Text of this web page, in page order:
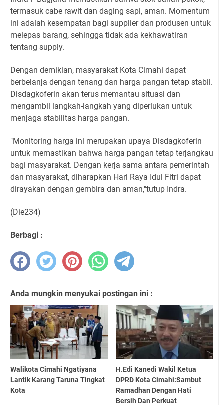
termasuk cabe rawit dan daging sapi, aman. Momentum
ini adalah kesempatan bagi supplier dan produsen untuk
melepas barang, sehingga tidak ada kekhawatiran
tentang supply.
Dengan demikian, masyarakat Kota Cimahi dapat
berbelanja dengan tenang dan harga pangan tetap stabil.
Disdagkoferin akan terus memantau situasi dan
mengambil langkah-langkah yang diperlukan untuk
menjaga stabilitas harga pangan.
"Monitoring harga ini merupakan upaya Disdagkoferin
untuk memastikan bahwa harga pangan tetap terjangkau
bagi masyarakat. Dengan kerja sama antara pemerintah
dan masyarakat, diharapkan Hari Raya Idul Fitri dapat
dirayakan dengan gembira dan aman,"tutup Indra.
(Die234)
Berbagi :
Anda mungkin menyukai postingan ini :
Walikota Cimahi Ngatiyana
Lantik Karang Taruna Tingkat
Kota
H.Edi Kanedi Wakil Ketua
DPRD Kota Cimahi:Sambut
Ramadhan Dengan Hati
Bersih Dan Perkuat